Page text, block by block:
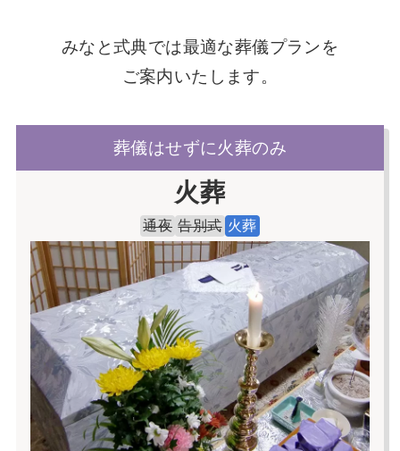
みなと式典では最適な葬儀プランを
ご案内いたします。
葬儀はせずに火葬のみ
火葬
通夜 告別式 火葬